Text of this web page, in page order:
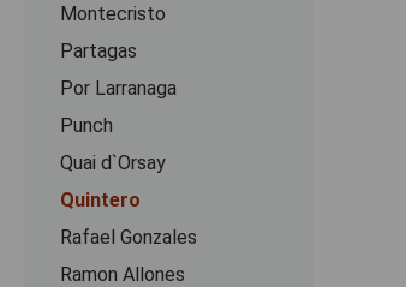
Montecristo
Partagas
Por Larranaga
Punch
Quai d`Orsay
Quintero
Rafael Gonzales
Ramon Allones